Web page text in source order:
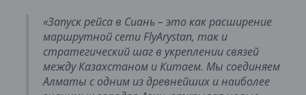
«Запуск рейса в Сиань – это как расширение
маршрутной сети FlyArystan, так и
стратегический шаг в укреплении связей
между Казахстаном и Китаем. Мы соединяем
Алматы с одним из древнейших и наиболее